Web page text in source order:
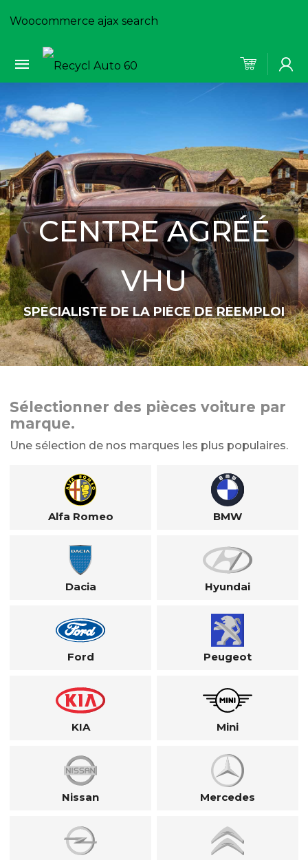
Woocommerce ajax search
CENTRE AGRÉÉ
VHU
SPÉCIALISTE DE LA PIÈCE DE RÉEMPLOI
Sélectionner des pièces voiture par
marque.
Une sélection de nos marques les plus populaires.
Alfa Romeo BMW
Dacia Hyundai
Ford Peugeot
KIA Mini
Nissan Mercedes